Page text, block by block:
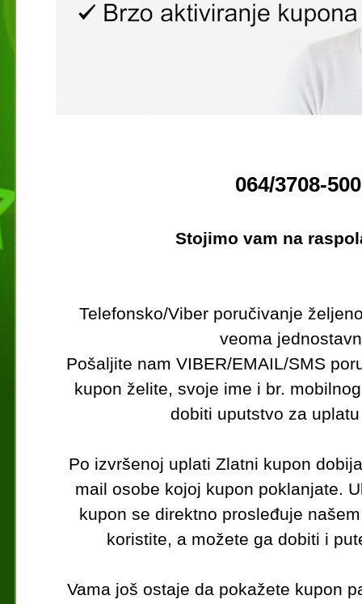
064/3708-500
Stojimo vam na
Telefonsko/Viber poručivanje
veoma
Pošaljite nam VIBER/EMAIL/SMS
kupon želite, svoje ime i br.
dobiti uputstvo za
Po izvršenoj uplati Zlatni kupon
mail osobe kojoj kupon poklanjate.
kupon se direktno prosleđuje
koristite, a možete ga dobiti i
Vama još ostaje da pokažete kupon